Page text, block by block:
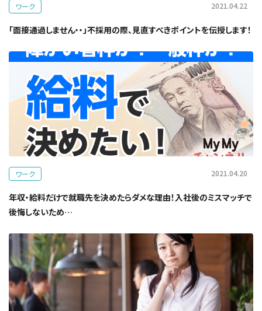
ワーク 2021.04.22
「面接通過しません・・」不採用の際、見直すべきポイントを伝授します！
ワーク 2021.04.20
年収・給料だけで就職先を決めたらダメな理由！入社後のミスマッチで
後悔しないため…